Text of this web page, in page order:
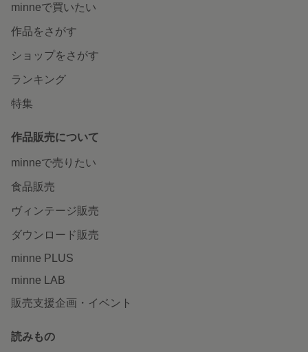
minneで買いたい
作品をさがす
ショップをさがす
ランキング
特集
作品販売について
minneで売りたい
食品販売
ヴィンテージ販売
ダウンロード販売
minne PLUS
minne LAB
販売支援企画・イベント
読みもの